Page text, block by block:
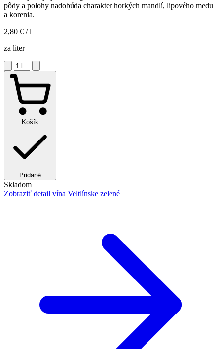
pôdy a polohy nadobúda charakter horkých mandlí, lipového medu
a korenia.
2,80 € / l
za liter
Košík
Pridané
Skladom
Zobraziť detail vína Veltlínske zelené